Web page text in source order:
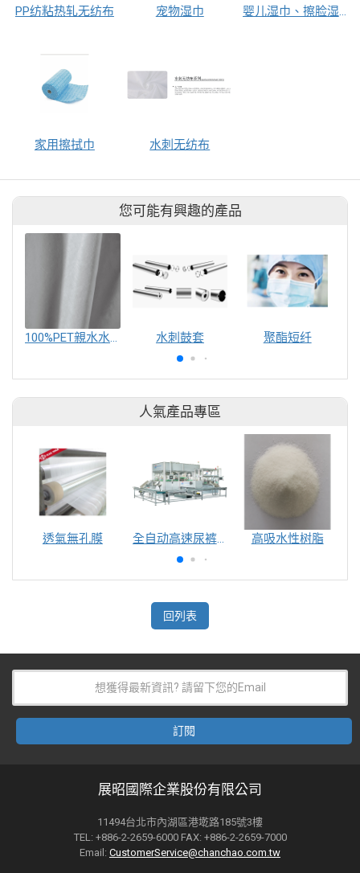
PP纺粘热轧无纺布 宠物湿巾 婴儿湿巾、擦脸湿巾
家用擦拭巾 水刺无纺布
您可能有興趣的產品
100%PET親水水針布 水刺鼓套 聚酯短纤
人氣產品專區
透氣無孔膜 全自动高速尿裤包装机（自动换号） 高吸水性树脂
回列表
展昭國際企業股份有限公司
11494台北市內湖區港墘路185號3樓
TEL: +886-2-2659-6000 FAX: +886-2-2659-7000
Email: CustomerService@chanchao.com.tw